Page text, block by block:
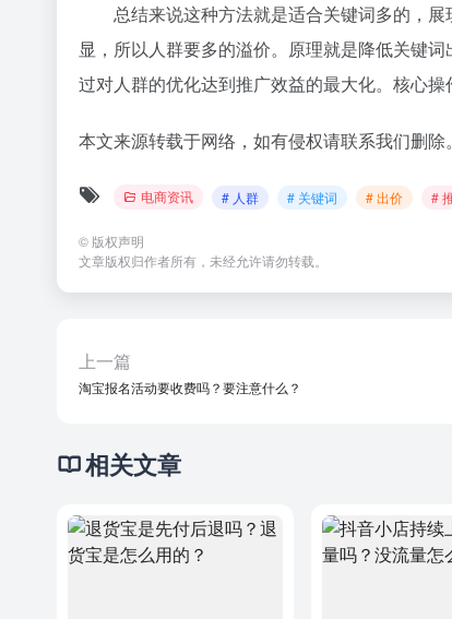
总结来说这种方法就是适合关键词多的，
显，所以人群要多的溢价。原理就是降低关键
过对人群的优化达到推广效益的最大化。核心操
本文来源转载于网络，如有侵权请联系我们删除。
电商资讯 # 人群 # 关键词 # 出价 #
© 版权声明
文章版权归作者所有，未经允许请勿转载。
上一篇
淘宝报名活动要收费吗？要注意什么？
相关文章